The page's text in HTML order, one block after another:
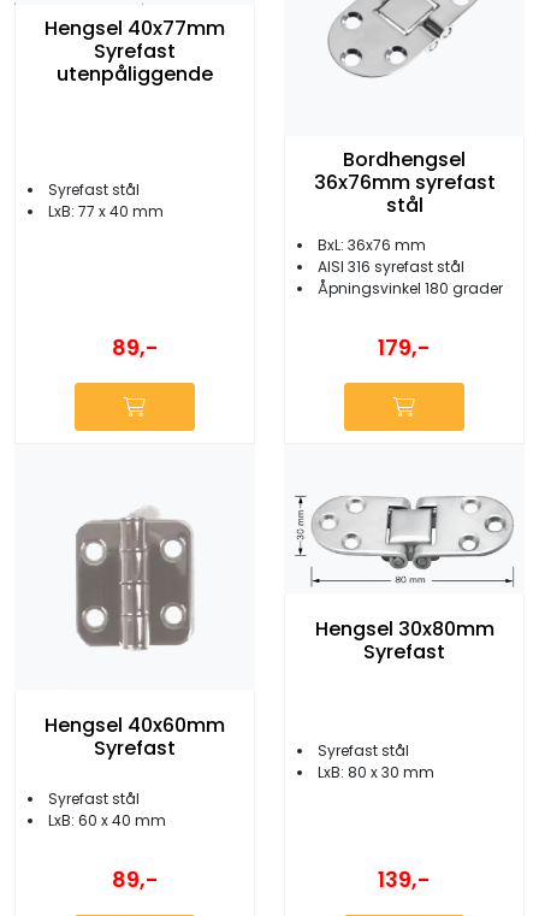
Hengsel 40x77mm
Syrefast
utenpåliggende
Syrefast stål
LxB: 77 x 40 mm
89,-
Bordhengsel
36x76mm syrefast
stål
BxL: 36x76 mm
AISI 316 syrefast stål
Åpningsvinkel 180 grader
179,-
Hengsel 40x60mm
Syrefast
Syrefast stål
LxB: 60 x 40 mm
89,-
Hengsel 30x80mm
Syrefast
Syrefast stål
LxB: 80 x 30 mm
139,-